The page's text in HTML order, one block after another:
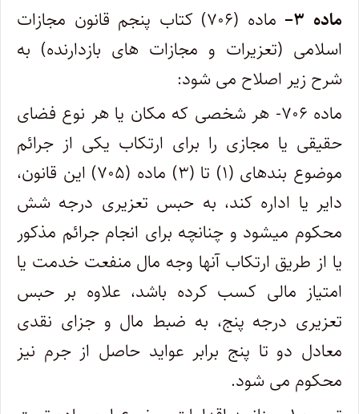
ماده ۳–
ماده (۷۰۶) کتاب پنجم قانون مجازات
اسلامی (تعزیرات و مجازات های بازدارنده) به
شرح زیر اصلاح می شود:
ماده ۷۰۶- هر شخصی که مکان یا هر نوع فضای
حقیقی یا مجازی را برای ارتکاب یکی از جرائم
موضوع بندهای (۱) تا (۳) ماده (۷۰۵) این قانون،
دایر یا اداره کند، به حبس تعزیری درجه شش
محکوم میشود و چنانچه برای انجام جرائم مذکور
یا از طریق ارتکاب آنها وجه مال منفعت خدمت یا
امتیاز مالی کسب کرده باشد، علاوه بر حبس
تعزیری درجه پنج، به ضبط مال و جزای نقدی
معادل دو تا پنج برابر عواید حاصل از جرم نیز
محکوم می شود.